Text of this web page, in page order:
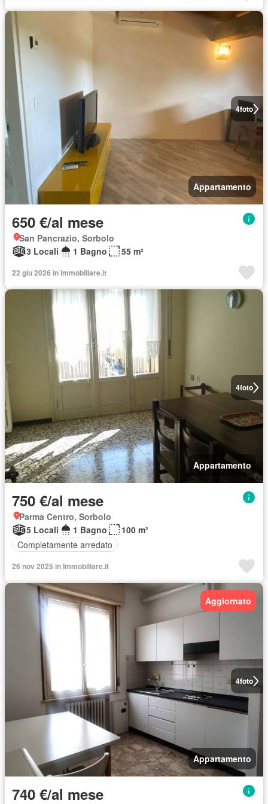
4foto
Appartamento
650 €/al mese
San Pancrazio, Sorbolo
3 Locali
1 Bagno 55 m²
22 giu 2026 in Immobiliare.it
4foto
Appartamento
750 €/al mese
Parma Centro, Sorbolo
5 Locali
1 Bagno
100 m²
Completamente arredato
26 nov 2025 in Immobiliare.it
4foto
Aggiornato
Appartamento
740 €/al mese